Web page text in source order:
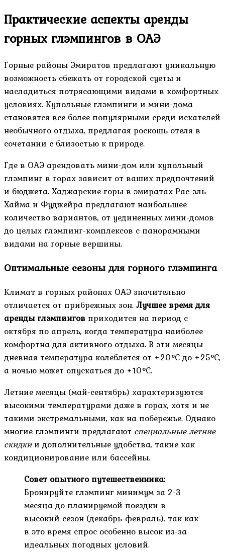
Практические аспекты аренды
горных глэмпингов в ОАЭ
Горные районы Эмиратов предлагают уникальную
возможность сбежать от городской суеты и
насладиться потрясающими видами в комфортных
условиях. Купольные глэмпинги и мини-дома
становятся все более популярными среди искателей
необычного отдыха, предлагая роскошь отеля в
сочетании с близостью к природе.
Где в ОАЭ арендовать мини-дом или купольный
глэмпинг в горах зависит от ваших предпочтений
и бюджета. Хаджарские горы в эмиратах Рас-эль-
Хайма и Фуджейра предлагают наибольшее
количество вариантов, от уединенных мини-домов
до целых глэмпинг-комплексов с панорамными
видами на горные вершины.
Оптимальные сезоны для горного глэмпинга
Климат в горных районах ОАЭ значительно
отличается от прибрежных зон.Лучшее время для
аренды глэмпингов приходится на период с
октября по апрель, когда температура наиболее
комфортна для активного отдыха. В эти месяцы
дневная температура колеблется от +20°C до +25°C,
а ночью может опускаться до +10°C.
Летние месяцы (май-сентябрь) характеризуются
высокими температурами даже в горах, хотя и не
такими экстремальными, как на побережье. Однако
многие глэмпинги предлагают специальные летние
скидкии дополнительные удобства, такие как
кондиционирование или бассейны.
Совет опытного путешественника:
Бронируйте глэмпинг минимум за 2-3
месяца до планируемой поездки в
высокий сезон (декабрь-февраль), так как
в это время спрос особенно высок из-за
идеальных погодных условий.